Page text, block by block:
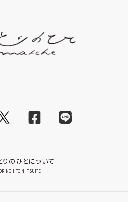
りのひとについて
NI TSUITE